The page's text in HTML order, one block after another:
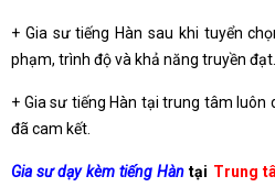
+ Gia sư tiếng Hàn sau khi tuyển
phạm, trình độ và khả năng truyền đạt.
+ Gia sư tiếng Hàn tại trung tâm luôn
đã cam kết.
Gia sư dạy kèm tiếng Hàn tại Trung